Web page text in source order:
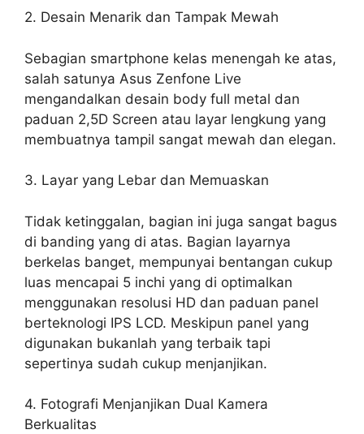
2. Desain Menarik dan Tampak Mewah
Sebagian smartphone kelas menengah ke atas,
salah satunya Asus Zenfone Live
mengandalkan desain body full metal dan
paduan 2,5D Screen atau layar lengkung yang
membuatnya tampil sangat mewah dan elegan.
3. Layar yang Lebar dan Memuaskan
Tidak ketinggalan, bagian ini juga sangat bagus
di banding yang di atas. Bagian layarnya
berkelas banget, mempunyai bentangan cukup
luas mencapai 5 inchi yang di optimalkan
menggunakan resolusi HD dan paduan panel
berteknologi IPS LCD. Meskipun panel yang
digunakan bukanlah yang terbaik tapi
sepertinya sudah cukup menjanjikan.
4. Fotografi Menjanjikan Dual Kamera
Berkualitas